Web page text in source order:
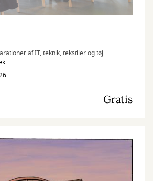
af IT, teknik, tekstiler og tøj.
Gratis